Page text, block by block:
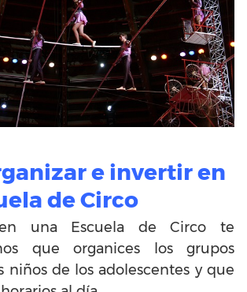
e invertir en
de Circo
una Escuela de Circo te
que organices los grupos
niños de los adolescentes y que